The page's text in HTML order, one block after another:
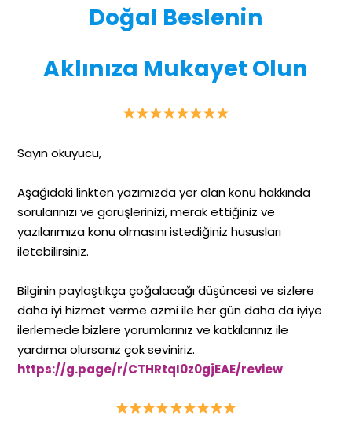
Doğal Beslenin
Aklınıza Mukayet Olun
Sayın okuyucu,
Aşağıdaki linkten yazımızda yer alan konu hakkında
sorularınızı ve görüşlerinizi, merak ettiğiniz ve
yazılarımıza konu olmasını istediğiniz hususları
iletebilirsiniz.
Bilginin paylaştıkça çoğalacağı düşüncesi ve sizlere
daha iyi hizmet verme azmi ile her gün daha da iyiye
ilerlemede bizlere yorumlarınız ve katkılarınız ile
yardımcı olursanız çok seviniriz.
https://g.page/r/CTHRtqI0z0gjEAE/review